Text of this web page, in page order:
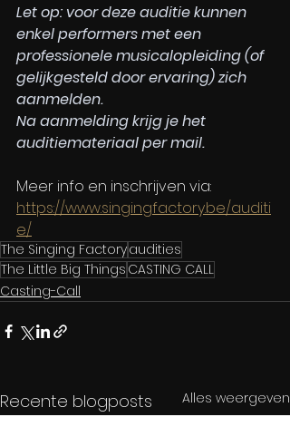
Let op: voor deze auditie kunnen
enkel performers met een
professionele musicalopleiding (of
gelijkgesteld door ervaring) zich
aanmelden.
Na aanmelding krijg je het
auditiemateriaal per mail.
Meer info en inschrijven via:
https://www.singingfactory.be/auditi
e/
The Singing Factoryaudities
The Little Big Things CASTING CALL
Casting-Call
Recente blogposts Alles weergeven